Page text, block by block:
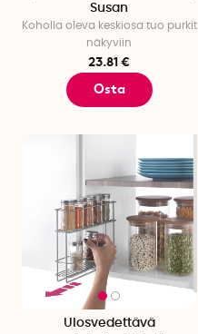
Susan
Koholla oleva keskiosa tuo purkit
näkyviin
23.81 €
Osta
Ulosvedettävä